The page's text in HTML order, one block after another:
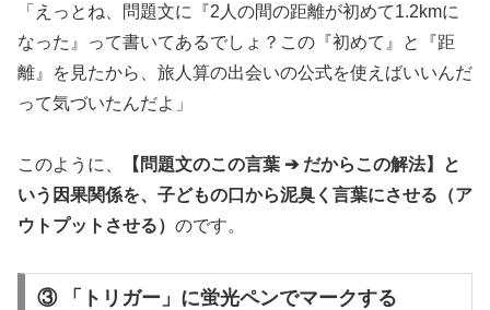
「えっとね、問題文に『2人の間の距離が初めて1.2kmに
なった』って書いてあるでしょ？この『初めて』と『距
離』を見たから、旅人算の出会いの公式を使えばいいんだ
って気づいたんだよ」
このように、
【問題文のこの言葉 ➔ だからこの解法】と
いう因果関係を、子どもの口から泥臭く言葉にさせる（ア
ウトプットさせる） のです。
③ 「トリガー」に蛍光ペンでマークする